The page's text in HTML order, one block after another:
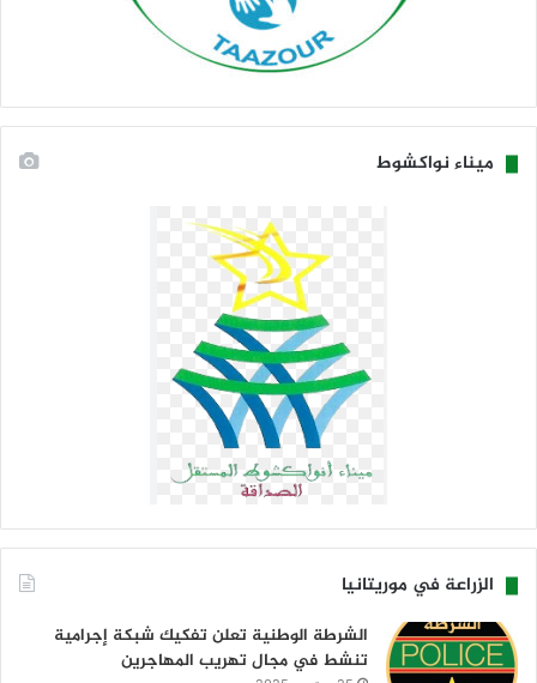
ميناء نواكشوط
الزراعة في موريتانيا
الشرطة الوطنية تعلن تفكيك شبكة إجرامية
تنشط في مجال تهريب المهاجرين